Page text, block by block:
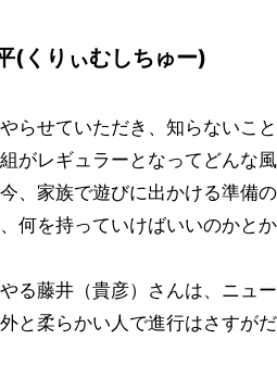
(くりぃむしちゅー)
らせていただき、知らないこ
がレギュラーとなってどんな
、家族で遊びに出かける準備
何を持っていけばいいのかと
る藤井（貴彦）さんは、ニュ
と柔らかい人で進行はさすがだ